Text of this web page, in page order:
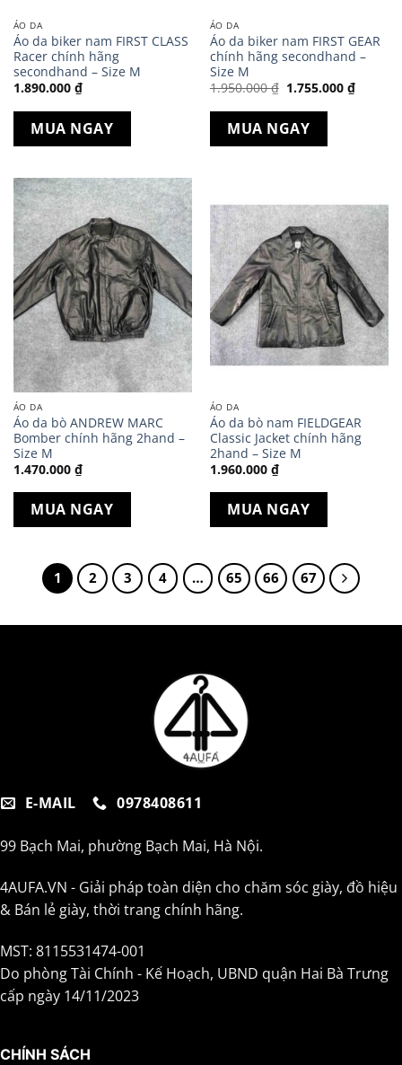
ÁO DA
Áo da biker nam FIRST CLASS
Racer chính hãng
secondhand – Size M
1.890.000 ₫
MUA NGAY
ÁO DA
Áo da biker nam FIRST GEAR
chính hãng secondhand –
Size M
1.950.000₫ Giá
là:
1.950.000 ₫.
1.755.000 ₫Giá
hiện
MUA NGAY
ÁO DA
Áo da bò ANDREW MARC
Bomber chính hãng 2hand –
Size M
1.470.000 ₫
MUA NGAY
ÁO DA
Áo da bò nam FIELDGEAR
Classic Jacket chính hãng
2hand – Size M
1.960.000 ₫
MUA NGAY
1 2 3 4 … 65 66 67
E-MAIL 0978408611
99 Bạch Mai, phường Bạch Mai, Hà Nội.
4AUFA.VN - Giải pháp toàn diện cho chăm sóc giày, đồ hiệu
& Bán lẻ giày, thời trang chính hãng.
MST: 8115531474-001
Do phòng Tài Chính - Kế Hoạch, UBND quận Hai Bà Trưng
cấp ngày 14/11/2023
CHÍNH SÁCH